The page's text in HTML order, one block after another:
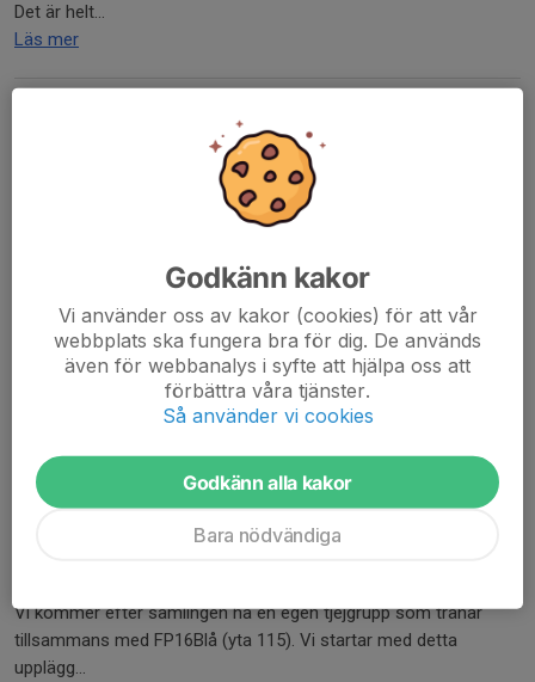
Det är helt...
Läs mer
På söndag drar vi igång!
0 kommentarer
På söndag drar vi igång med första träningen med F16, samling
Vi kommer efter samlingen ha en egen tjejgrupp som tränar
tillsammans med FP16Blå (yta 115). Vi startar med detta
upplägg...
Godkänn kakor
Vi använder oss av kakor (cookies) för att vår
webbplats ska fungera bra för dig. De används
även för webbanalys i syfte att hjälpa oss att
förbättra våra tjänster.
Så använder vi cookies
Godkänn alla kakor
Bara nödvändiga